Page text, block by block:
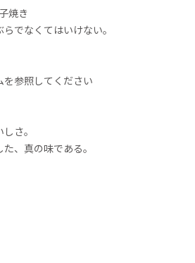
焼き
でなくてはいけない。
参照してください
さ。
、真の味である。